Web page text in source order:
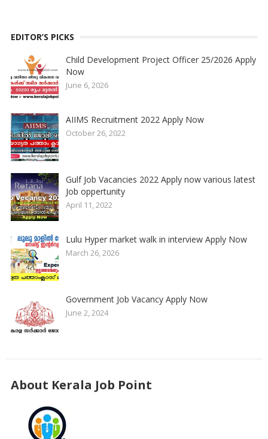
EDITOR’S PICKS
Child Development Project Officer 25/2026 Apply
Now
June 6, 2026
AIIMS Recruitment 2022 Apply Now
October 26, 2022
Gulf Job Vacancies 2022 Apply now various latest
Job oppertunity
April 11, 2022
Lulu Hyper market walk in interview Apply Now
March 26, 2026
Government Job Vacancy Apply Now
June 2, 2024
About Kerala Job Point